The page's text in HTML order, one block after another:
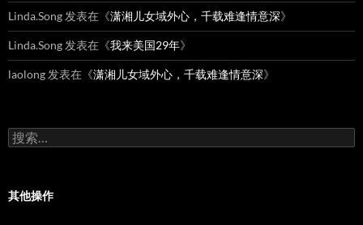
Linda.Song 发表在《潇湘儿女域外心，千载难逢情意深》
Linda.Song 发表在《我来美国29年》
laolong 发表在《潇湘儿女域外心，千载难逢情意深》
搜
索：
其他操作